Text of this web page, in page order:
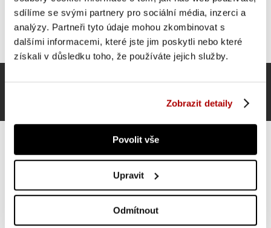
sdílíme se svými partnery pro sociální média, inzerci a
analýzy. Partneři tyto údaje mohou zkombinovat s
dalšími informacemi, které jste jim poskytli nebo které
získali v důsledku toho, že používáte jejich služby.
Zobrazit detaily
Povolit vše
Upravit
Odmítnout
Gorilla Sports Stojan na jednoručky na aerobik, 33 x 7
cm